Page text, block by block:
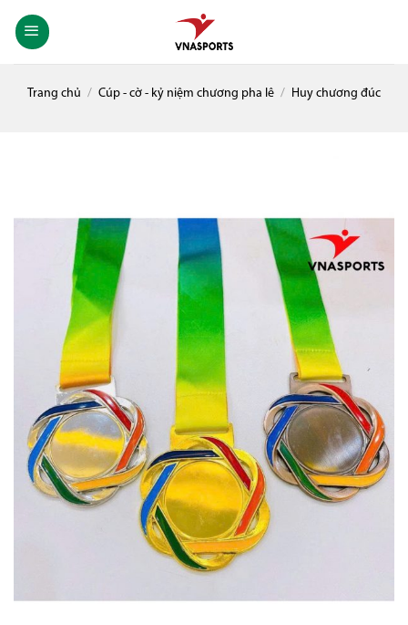
Trang chủ / Cúp - cờ - kỷ niệm chương pha lê / Huy chương đúc